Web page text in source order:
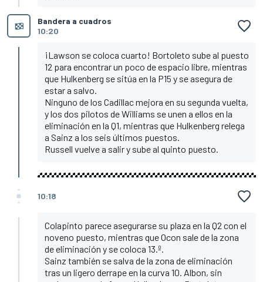
Bandera a cuadros
10:20
¡Lawson se coloca cuarto! Bortoleto sube al puesto
12 para encontrar un poco de espacio libre, mientras
que Hulkenberg se sitúa en la P15 y se asegura de
estar a salvo.
Ninguno de los Cadillac mejora en su segunda vuelta,
y los dos pilotos de Williams se unen a ellos en la
eliminación en la Q1, mientras que Hulkenberg relega
a Sainz a los seis últimos puestos.
Russell vuelve a salir y sube al quinto puesto.
10:18
Colapinto parece asegurarse su plaza en la Q2 con el
noveno puesto, mientras que Ocon sale de la zona
de eliminación y se coloca 13.º.
Sainz también se salva de la zona de eliminación
tras un ligero derrape en la curva 10. Albon, sin